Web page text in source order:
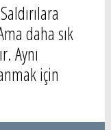
daha sık
Aynı
için